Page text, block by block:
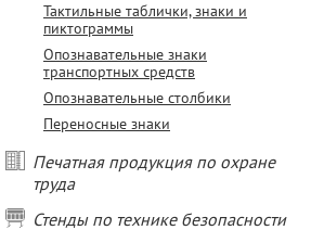
Тактильные таблички, знаки и
пиктограммы
Опознавательные знаки
транспортных средств
Опознавательные столбики
Переносные знаки
Печатная продукция по охране
труда
Стенды по технике безопасности